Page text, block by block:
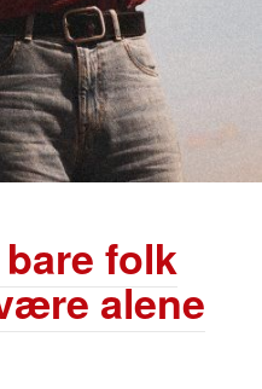
folk
alene